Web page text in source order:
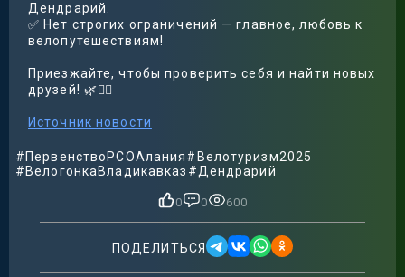
Дендрарий.
✅ Нет строгих ограничений — главное, любовь к
велопутешествиям!
Приезжайте, чтобы проверить себя и найти новых
друзей! 🌿🚴‍♀️
Источник новости
#ПервенствоРСОАлания#Велотуризм2025
#ВелогонкаВладикавказ #Дендрарий
0 0 600
ПОДЕЛИТЬСЯ